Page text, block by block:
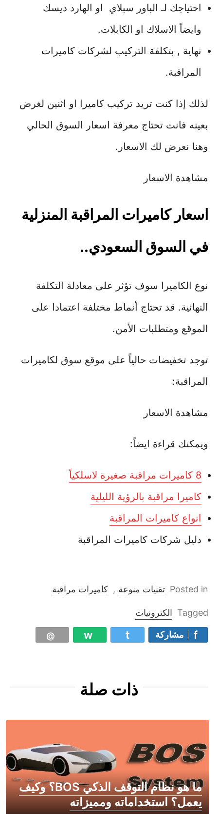
احتياجك لـ الباور سبلاي او الهارد ديسك
وايضاً الاسلاك او الكابلات.
نهاية , بتكلفة التركيب لشركات كاميرات
المراقبة.
لذلك إذا كنت تريد تركيب كاميرا او اثنين لغرض
بعينه فانت تحتاج معرفة اسعار السوق الحالي
وهنا نعرض لك الاسعار.
مشاهدة الاسعار
اسعار كاميرات المراقبة المنزلية
في السوق السعودي..
نوع الكاميرا سوف تؤثر على معادلة التكلفة
النهائية. قد تحتاج أنماط مختلفة اعتمادا على
الموقع ومتطلبات الأمن.
توجد تخفيضات حالياً على موقع سوق لكاميرات
المراقبة:
مشاهدة الاسعار
ويمكنك قراءة ايضاً:
8 كاميرات مراقبة صغيرة لاسلكياً
كاميرا مراقبة بالرؤية الليلية
انواع كاميرات المراقبة
دليل شركات كاميرات المراقبة
Posted in تقنيات منوعة , كاميرات مراقبة
Tagged الكترونيات
مشاركة
ذات صلة
ما هو نظام التوقف الذكي BOS؟ وكيف
يعمل؟ استخداماته ومميزاته